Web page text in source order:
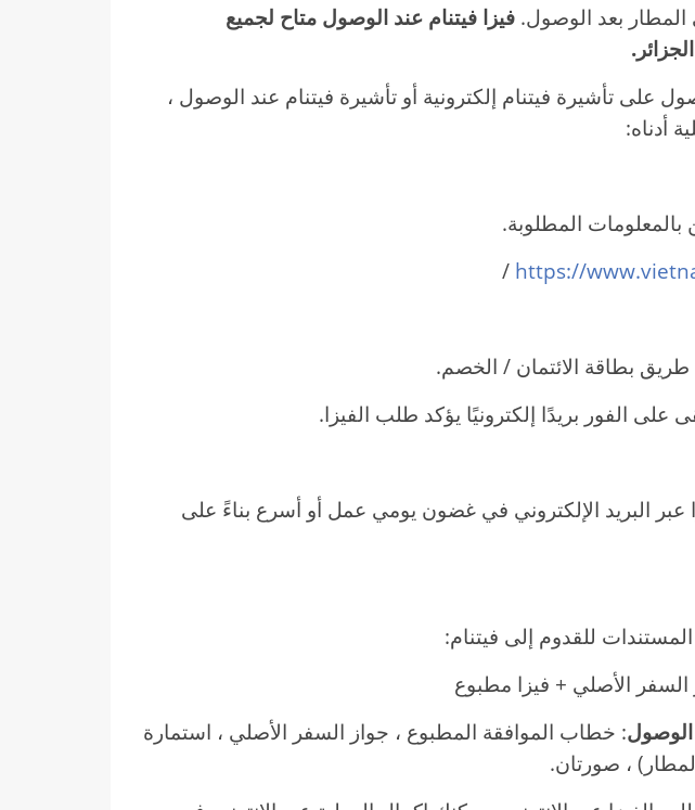
بعد الوصول. فيزا فيتنام عند الوصول متاح لجميع
تأشيرة فيتنام إلكترونية أو تأشيرة فيتنام عند الوصول ،
أدناه:
بالمعلومات المطلوبة.
https://
/
بطاقة الائتمان / الخصم.
على الفور بريدًا إلكترونيًا يؤكد طلب الفيزا.
عبر البريد الإلكتروني في غضون يومي عمل أو أسرع بناءً على
للقدوم إلى فيتنام:
السفر الأصلي + فيزا مطبوع
: خطاب الموافقة المطبوع ، جواز السفر الأصلي ، استمارة
، صورتان.